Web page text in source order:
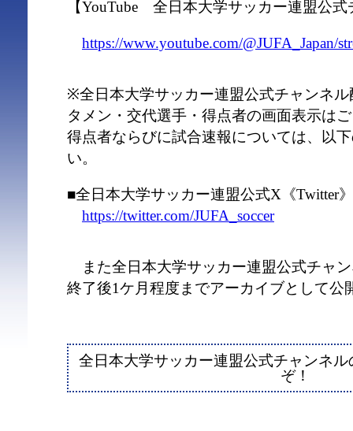
【YouTube 全日本大学サッカー連盟公式
https://www.youtube.com/@JUFA_Japan/
※全日本大学サッカー連盟公式チャンネ
タメン・交代選手・得点者の画面表示は
得点者ならびに試合速報については、以
い。
■全日本大学サッカー連盟公式X《Twitter》
https://twitter.com/JUFA_soccer
また全日本大学サッカー連盟公式チャ
終了後1ケ月程度までアーカイブとして公
全日本大学サッカー連盟公式チャンネル
ぞ！